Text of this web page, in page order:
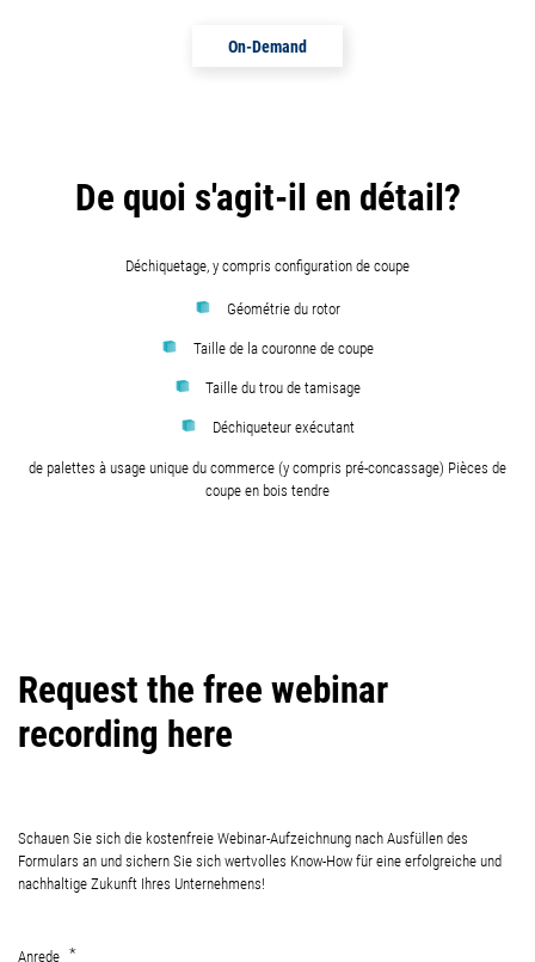
On-Demand
De quoi s'agit-il en détail?
Déchiquetage, y compris configuration de coupe
Géométrie du rotor
Taille de la couronne de coupe
Taille du trou de tamisage
Déchiqueteur exécutant
de palettes à usage unique du commerce (y compris pré-concassage) Pièces de
coupe en bois tendre
Request the free webinar
recording here
Schauen Sie sich die kostenfreie Webinar-Aufzeichnung nach Ausfüllen des
Formulars an und sichern Sie sich wertvolles Know-How für eine erfolgreiche und
nachhaltige Zukunft Ihres Unternehmens!
Anrede